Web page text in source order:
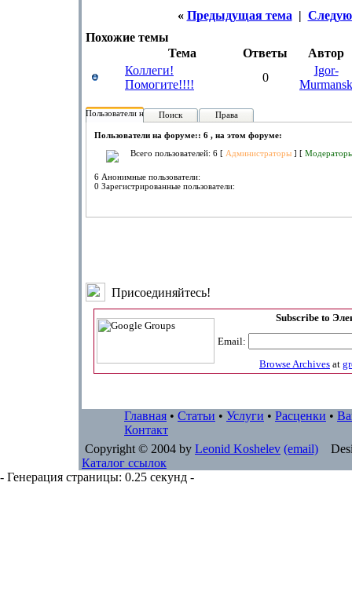
« Предыдущая тема |
Похожие темы
Тема
Ответы
Автор
Коллеги!
Помогите!!!!
0
Igor-
Murmansk
Пользователи на форуме:
Поиск Права
Пользователи на форуме:: 6 , на этом форуме:
Всего пользователей: 6 [ Администраторы ] [
6 Анонимные пользователи:
0 Зарегистрированные пользователи:
Присоединяйтесь!
Subscribe to
Email:
Browse Archives at
Главная • Статьи • Услуги • Расценки •
Контакт
Copyright © 2004 by Leonid Koshelev (email)
Каталог ссылок
- Генерация страницы: 0.25 секунд -